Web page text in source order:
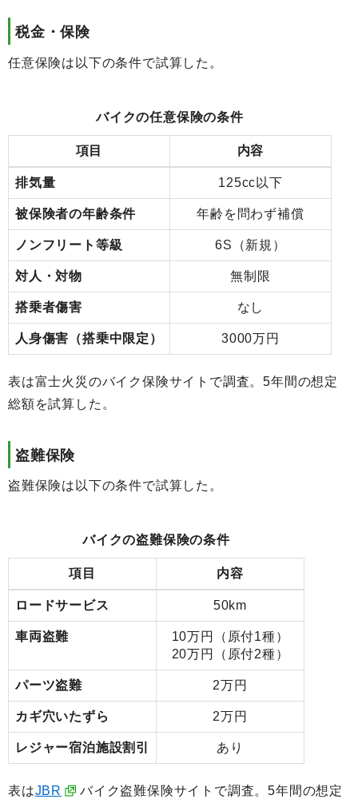
税金・保険
任意保険は以下の条件で試算した。
バイクの任意保険の条件
項目 内容
排気量 125cc以下
被保険者の年齢条件 年齢を問わず補償
ノンフリート等級 6S（新規）
対人・対物 無制限
搭乗者傷害 なし
人身傷害（搭乗中限定） 3000万円
表は富士火災のバイク保険サイトで調査。5年間の想定
総額を試算した。
盗難保険
盗難保険は以下の条件で試算した。
バイクの盗難保険の条件
項目 内容
ロードサービス 50km
車両盗難
10万円（原付1種）
20万円（原付2種）
パーツ盗難 2万円
カギ穴いたずら 2万円
レジャー宿泊施設割引 あり
表はJBR バイク盗難保険サイトで調査。5年間の想定